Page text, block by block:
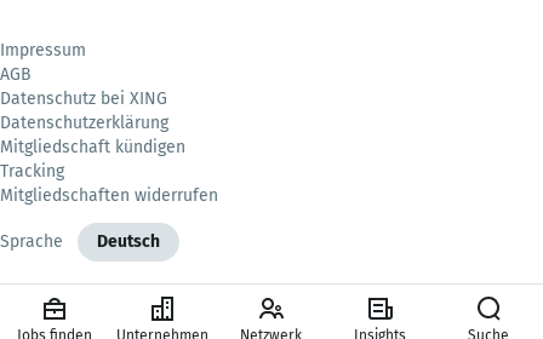
Impressum
AGB
Datenschutz bei XING
Datenschutzerklärung
Mitgliedschaft kündigen
Tracking
Mitgliedschaften widerrufen
Sprache Deutsch
Jobs finden Unternehmen Netzwerk Insights Suche